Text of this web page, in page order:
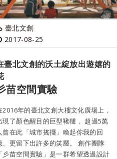
臺北文創
2017-08-25
臺北文創的沃土綻放出遊嬉的
苗空間實驗
2016年的臺北文創大樓文化廣場上，
現了顏色醒目的巨型鞦韆， 超過5萬
曾在此「城市搖擺」喚起你我的回
、更留下出許多的笑靨。 創作團隊
「彡苗空間實驗」是一群希望透過設計